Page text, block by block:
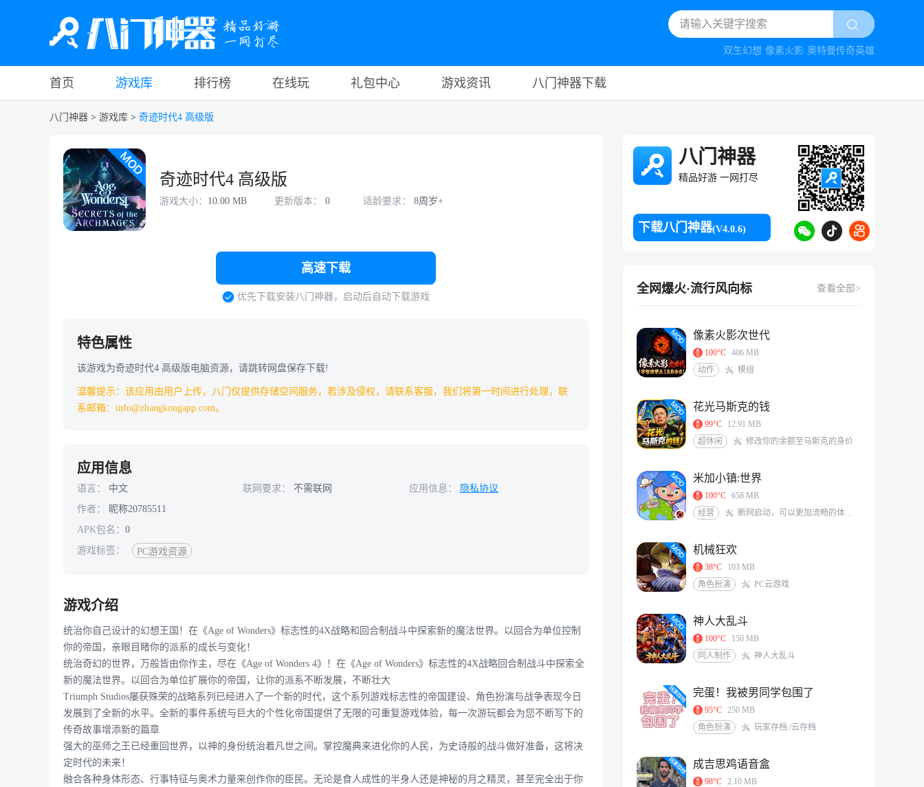
双生幻想 像素火影 奥特曼传奇英雄
首页 游戏库 排行榜 在线玩 礼包中心 游戏资讯 八门神器下载
八门神器 > 游戏库 > 奇迹时代4 高级版
奇迹时代4 高级版
游戏大小： 10.00 MB 更新版本： 0 适龄要求： 8周岁+
高速下载
优先下载安装八门神器，启动后自动下载游戏
特色属性
该游戏为奇迹时代4 高级版电脑资源，请跳转网盘保存下载!
温馨提示：该应用由用户上传，八门仅提供存储空间服务，若涉及侵权，请联系客服，我们将第一时间进行处理，联
系邮箱：info@zhangkongapp.com。
应用信息
语言： 中文 联网要求： 不需联网 应用信息：
隐私协议
作者：
昵称20785511
APK包名： 0
游戏标签：
PC游戏资源
游戏介绍
统治你自己设计的幻想王国！在《Age of Wonders》标志性的4X战略和回合制战斗中探索新的魔法世界。以回合为单位控制
你的帝国，亲眼目睹你的派系的成长与变化！
统治奇幻的世界，万般皆由你作主，尽在《Age of Wonders 4》！在《Age of Wonders》标志性的4X战略回合制战斗中探索全
新的魔法世界。以回合为单位扩展你的帝国，让你的派系不断发展，不断壮大
Triumph Studios屡获殊荣的战略系列已经进入了一个新的时代，这个系列游戏标志性的帝国建设、角色扮演与战争表现今日
发展到了全新的水平。全新的事件系统与巨大的个性化帝国提供了无限的可重复游戏体验，每一次游玩都会为您不断写下的
传奇故事增添新的篇章
强大的巫师之王已经重回世界，以神的身份统治着凡世之间。掌控魔典来进化你的人民，为史诗般的战斗做好准备，这将决
定时代的未来！
融合各种身体形态、行事特征与奥术力量来创作你的臣民。无论是食人成性的半身人还是神秘的月之精灵，甚至完全出于你
八门神器
精品好游 一网打尽
下载八门神器(V4.0.6)
全网爆火·流行风向标 查看全部>
像素火影次世代
100°C 406 MB
动作
模组
花光马斯克的钱
99°C
12.91 MB
超休闲
修改你的余额至马斯克的身价
米加小镇:世界
100°C 658 MB
经营
断网启动，可以更加流畅的体验游戏<br/>米加/托卡玩家QQ交流群：117331491[action url=http://qm.qq.com/cgi-bin/qm/qr?_wv=1027&k=6X8Vf-nbKoIVVCzMHEKJaKq-S0A0zIrS&authKey=L77PNkwS6KWVs379sBDg9O7J%2BZLRFEjjXTWpXqGBveIRNdsENG0elvPpkFj%2FRVd7&noverify=0&group_code=117331491 text=加入QQ群聊]
机械狂欢
38°C
103 MB
角色扮演
PC云游戏
神人大乱斗
100°C
150 MB
同人制作
神人大乱斗
完蛋！我被男同学包围了
95°C 250 MB
角色扮演
玩家存档 /云存档
成吉思鸡语音盒
98°C 2.10 MB